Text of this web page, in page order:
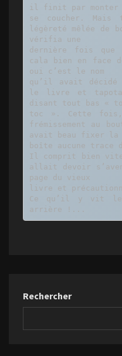
il finit par monter
se coucher.
légèreté mêlée de
vérifia une
dernière fois
cala bien en face
oui c’est le nom
qu’il avait
le livre et tapota
disant tout bas «
toc ». Cette
frémissement au
avait beau fixer la
boîte aucune
Il comprit bien
allait devoir
page du vieux
livre et
Ce qu’il y vit le
arrière !...
Rechercher